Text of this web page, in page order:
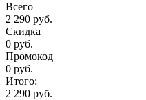
Всего
2 290 руб.
Скидка
0 руб.
Промокод
0 руб.
Итого:
2 290 руб.